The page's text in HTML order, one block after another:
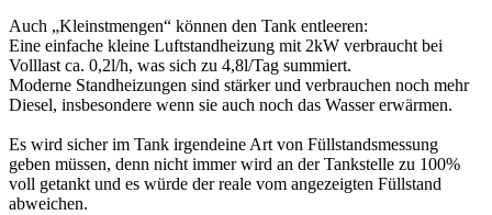
Auch „Kleinstmengen“ können den Tank entleeren:
Eine einfache kleine Luftstandheizung mit 2kW verbraucht bei
Volllast ca. 0,2l/h, was sich zu 4,8l/Tag summiert.
Moderne Standheizungen sind stärker und verbrauchen noch mehr
Diesel, insbesondere wenn sie auch noch das Wasser erwärmen.
Es wird sicher im Tank irgendeine Art von Füllstandsmessung
geben müssen, denn nicht immer wird an der Tankstelle zu 100%
voll getankt und es würde der reale vom angezeigten Füllstand
abweichen.